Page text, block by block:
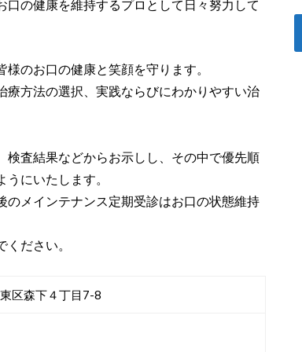
の健康を維持するプロとして日々努力して
のお口の健康と笑顔を守ります。
方法の選択、実践ならびにわかりやすい治
査結果などからお示しし、その中で優先順
にいたします。
メインテナンス定期受診はお口の状態維持
ださい。
区森下４丁目7-8